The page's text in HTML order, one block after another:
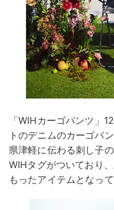
「WIHカーゴパンツ」
トのデニムのカーゴパ
県津軽に伝わる刺し子
WIHタグがついており
もったアイテムとなって